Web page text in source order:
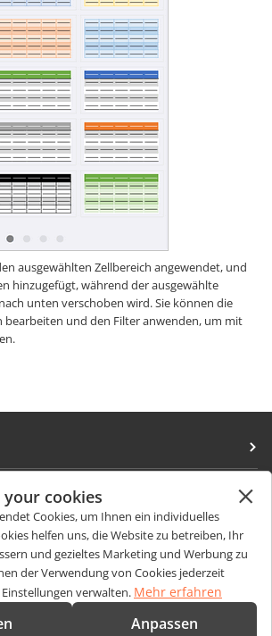
ausgewählten Zellbereich angewendet, und
hinzugefügt, während der ausgewählte
unten verschoben wird. Sie können die
bearbeiten und den Filter anwenden, um mit
cookies
Cookies, um Ihnen ein individuelles
helfen uns, die Website zu betreiben, Ihr
und gezieltes Marketing und Werbung zu
der Verwendung von Cookies jederzeit
verwalten. Mehr erfahren
Anpassen